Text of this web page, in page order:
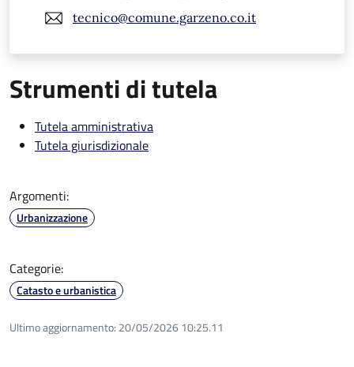
tecnico@comune.garzeno.co.it
Strumenti di tutela
Tutela amministrativa
Tutela giurisdizionale
Argomenti:
Urbanizzazione
Categorie:
Catasto e urbanistica
Ultimo aggiornamento: 20/05/2026 10:25.11